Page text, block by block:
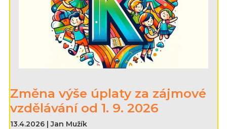
Změna výše úplaty za zájmové
vzdělávání od 1. 9. 2026
13.4.2026 | Jan Mužík